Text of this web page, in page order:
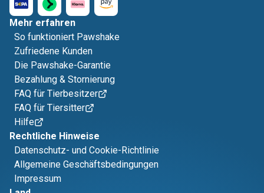
Mehr erfahren
So funktioniert Pawshake
Zufriedene Kunden
Die Pawshake-Garantie
Bezahlung & Stornierung
FAQ für Tierbesitzer
FAQ für Tiersitter
Hilfe
Rechtliche Hinweise
Datenschutz- und Cookie-Richtlinie
Allgemeine Geschäftsbedingungen
Impressum